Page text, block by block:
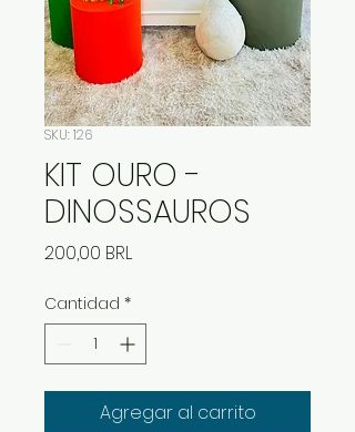
SKU: 126
KIT OURO -
DINOSSAUROS
200,00 BRLPrecio
Cantidad *
Agregar al carrito